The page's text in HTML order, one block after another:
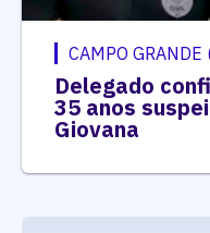
CAMPO GRANDE
Delegado
35 anos
Giovana